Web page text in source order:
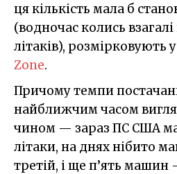
ця кількість мала б
(водночас колись
літаків), розмірковують
Zone.
Причому темпи
найближчим часом
чином — зараз ПС США
літаки, на днях нібито
третій, і ще п’ять машин